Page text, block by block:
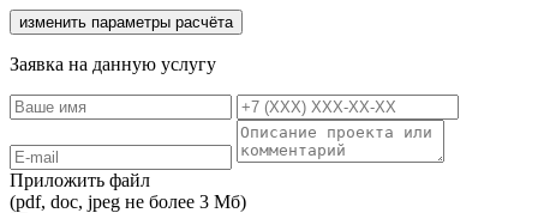
изменить параметры расчёта
Заявка на данную услугу
Приложить файл
(pdf, doc, jpeg не более 3 Мб)